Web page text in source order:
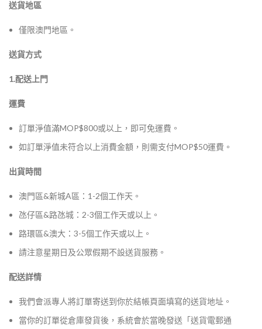
送貨地區
僅限澳門地區。
送貨方式
1.配送上門
運費
訂單淨值滿MOP$800或以上，即可免運費。
如訂單淨值未符合以上消費金額，則需支付MOP$50運費。
出貨時間
澳門區&新城A區：1-2個工作天。
氹仔區&路氹城：2-3個工作天或以上。
路環區&澳大：3-5個工作天或以上。
請注意星期日及公眾假期不設送貨服務。
配送詳情
我們會派專人將訂單寄送到你於結帳頁面填寫的送貨地址。
當你的訂單從倉庫發貨後，系統會於當晚發送「送貨電郵通